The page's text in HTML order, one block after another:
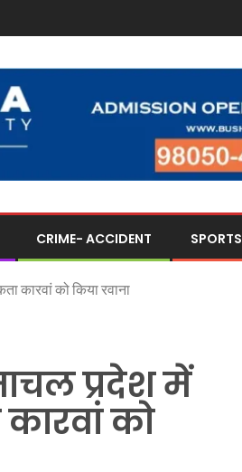
CRIME- ACCIDENT SPORTS
कारवां को किया रवाना
प्रदेश में
को